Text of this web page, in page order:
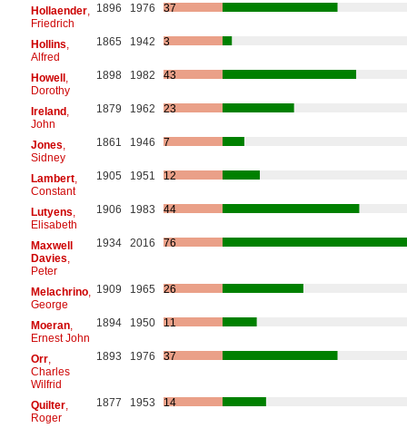
Hollaender,
Friedrich
1896 1976 37
Hollins
Alfred
1865 1942 3
Howell,
Dorothy
1898 1982 43
Ireland,
John
1879 1962 23
Jones
Sidney
1861 1946 7
Lambert,
Constant
1905 1951 12
Lutyens
Elisabeth
1906 1983 44
Maxwell
Davies
Peter
1934 2016 76
Melachrino,
George
1909 1965 26
Moeran,
Ernest John
1894 1950 11
Orr,
Charles
Wilfrid
1893 1976 37
Quilter,
Roger
1877 1953 14